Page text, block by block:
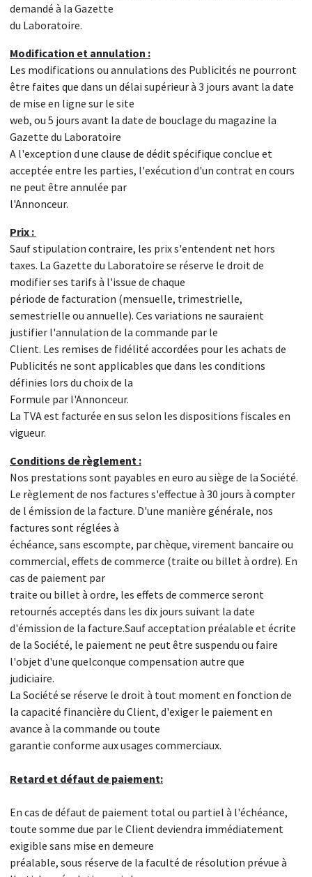
demandé à la Gazette
du Laboratoire.
Modification et annulation :
Les modifications ou annulations des Publicités ne pourront
être faites que dans un délai supérieur à 3 jours avant la date
de mise en ligne sur le site
web, ou 5 jours avant la date de bouclage du magazine la
Gazette du Laboratoire
A l'exception d une clause de dédit spécifique conclue et
acceptée entre les parties, l'exécution d'un contrat en cours
ne peut être annulée par
l'Annonceur.
Prix :
Sauf stipulation contraire, les prix s'entendent net hors
taxes. La Gazette du Laboratoire se réserve le droit de
modifier ses tarifs à l'issue de chaque
période de facturation (mensuelle, trimestrielle,
semestrielle ou annuelle). Ces variations ne sauraient
justifier l'annulation de la commande par le
Client. Les remises de fidélité accordées pour les achats de
Publicités ne sont applicables que dans les conditions
définies lors du choix de la
Formule par l'Annonceur.
La TVA est facturée en sus selon les dispositions fiscales en
vigueur.
Conditions de règlement :
Nos prestations sont payables en euro au siège de la Société.
Le règlement de nos factures s'effectue à 30 jours à compter
de l émission de la facture. D'une manière générale, nos
factures sont réglées à
échéance, sans escompte, par chèque, virement bancaire ou
commercial, effets de commerce (traite ou billet à ordre). En
cas de paiement par
traite ou billet à ordre, les effets de commerce seront
retournés acceptés dans les dix jours suivant la date
d'émission de la facture.Sauf acceptation préalable et écrite
de la Société, le paiement ne peut être suspendu ou faire
l'objet d'une quelconque compensation autre que
judiciaire.
La Société se réserve le droit à tout moment en fonction de
la capacité financière du Client, d'exiger le paiement en
avance à la commande ou toute
garantie conforme aux usages commerciaux.
Retard et défaut de paiement:
En cas de défaut de paiement total ou partiel à l'échéance,
toute somme due par le Client deviendra immédiatement
exigible sans mise en demeure
préalable, sous réserve de la faculté de résolution prévue à